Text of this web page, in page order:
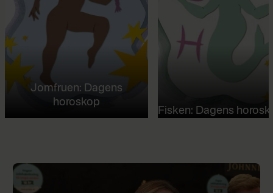
Jomfruen: Dagens
horoskop
Fisken: Dagens